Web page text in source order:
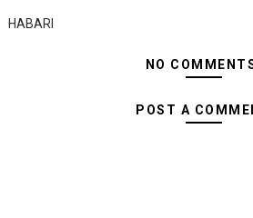
HABARI
NO
POST A